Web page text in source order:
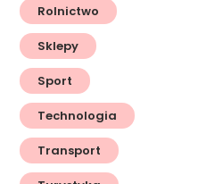
Rolnictwo
Sklepy
Sport
Technologia
Transport